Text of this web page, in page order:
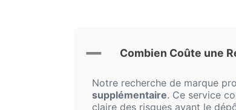
Combien Coûte une
Notre recherche de marque
supplémentaire. Ce service
claire des risques avant le